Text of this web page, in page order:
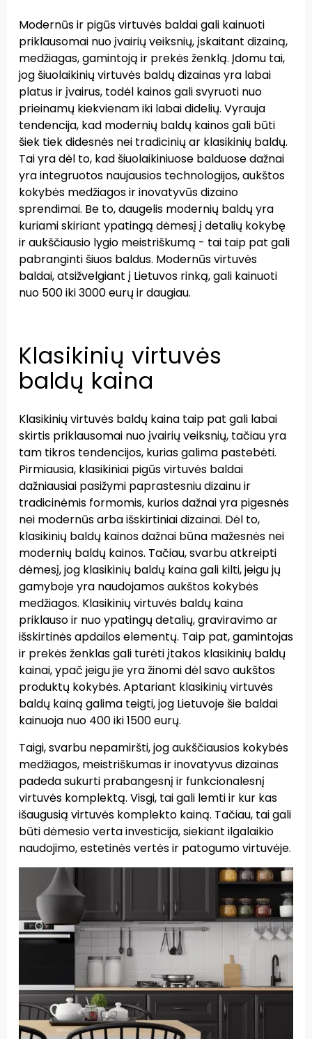
Modernūs ir pigūs virtuvės baldai gali kainuoti
priklausomai nuo įvairių veiksnių, įskaitant dizainą,
medžiagas, gamintoją ir prekės ženklą. Įdomu tai,
jog šiuolaikinių virtuvės baldų dizainas yra labai
platus ir įvairus, todėl kainos gali svyruoti nuo
prieinamų kiekvienam iki labai didelių. Vyrauja
tendencija, kad modernių baldų kainos gali būti
šiek tiek didesnės nei tradicinių ar klasikinių baldų.
Tai yra dėl to, kad šiuolaikiniuose balduose dažnai
yra integruotos naujausios technologijos, aukštos
kokybės medžiagos ir inovatyvūs dizaino
sprendimai. Be to, daugelis modernių baldų yra
kuriami skiriant ypatingą dėmesį į detalių kokybę
ir aukščiausio lygio meistriškumą - tai taip pat gali
pabranginti šiuos baldus. Modernūs virtuvės
baldai, atsižvelgiant į Lietuvos rinką, gali kainuoti
nuo 500 iki 3000 eurų ir daugiau.
Klasikinių virtuvės
baldų kaina
Klasikinių virtuvės baldų kaina taip pat gali labai
skirtis priklausomai nuo įvairių veiksnių, tačiau yra
tam tikros tendencijos, kurias galima pastebėti.
Pirmiausia, klasikiniai pigūs virtuvės baldai
dažniausiai pasižymi paprastesniu dizainu ir
tradicinėmis formomis, kurios dažnai yra pigesnės
nei modernūs arba išskirtiniai dizainai. Dėl to,
klasikinių baldų kainos dažnai būna mažesnės nei
modernių baldų kainos. Tačiau, svarbu atkreipti
dėmesį, jog klasikinių baldų kaina gali kilti, jeigu jų
gamyboje yra naudojamos aukštos kokybės
medžiagos. Klasikinių virtuvės baldų kaina
priklauso ir nuo ypatingų detalių, graviravimo ar
išskirtinės apdailos elementų. Taip pat, gamintojas
ir prekės ženklas gali turėti įtakos klasikinių baldų
kainai, ypač jeigu jie yra žinomi dėl savo aukštos
produktų kokybės. Aptariant klasikinių virtuvės
baldų kainą galima teigti, jog Lietuvoje šie baldai
kainuoja nuo 400 iki 1500 eurų.
Taigi, svarbu nepamiršti, jog aukščiausios kokybės
medžiagos, meistriškumas ir inovatyvus dizainas
padeda sukurti prabangesnį ir funkcionalesnį
virtuvės komplektą. Visgi, tai gali lemti ir kur kas
išaugusią virtuvės komplekto kainą. Tačiau, tai gali
būti dėmesio verta investicija, siekiant ilgalaikio
naudojimo, estetinės vertės ir patogumo virtuvėje.